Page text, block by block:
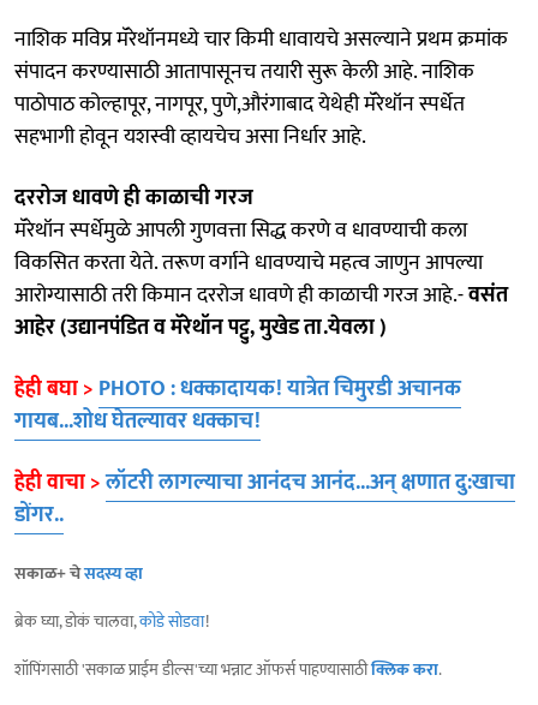
नाशिक मविप्र मॅरेथॉनमध्ये चार किमी धावायचे असल्याने प्रथम क्रमांक
संपादन करण्यासाठी आतापासूनच तयारी सुरू केली आहे. नाशिक
पाठोपाठ कोल्हापूर, नागपूर, पुणे,औरंगाबाद येथेही मॅरेथॉन स्पर्धेत
सहभागी होवून यशस्वी व्हायचेच असा निर्धार आहे.
दररोज धावणे ही काळाची गरज
मॅरेथॉन स्पर्धेमुळे आपली गुणवत्ता सिद्ध करणे व धावण्याची कला
विकसित करता येते. तरूण वर्गाने धावण्याचे महत्व जाणुन आपल्या
आरोग्यासाठी तरी किमान दररोज धावणे ही काळाची गरज आहे.-वसंत
आहेर (उद्यानपंडित व मॅरेथॉन पट्टु, मुखेड ता.येवला )
हेही बघा > PHOTO : धक्कादायक! यात्रेत चिमुरडी अचानक
गायब...शोध घेतल्यावर धक्काच!
हेही वाचा >लॉटरी लागल्याचा आनंदच आनंद...अन् क्षणात दु:खाचा
डोंगर..
सकाळ+ चेसदस्य व्हा
ब्रेक घ्या, डोकं चालवा,कोडे सोडवा!
शॉपिंगसाठी 'सकाळ प्राईम डील्स'च्या भन्नाट ऑफर्स पाहण्यासाठीक्लिक करा.